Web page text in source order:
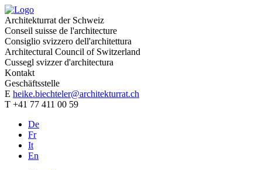
Architekturrat der Schweiz
Conseil suisse de l'architecture
Consiglio svizzero dell'architettura
Architectural Council of Switzerland
Cussegl svizzer d'architectura
Kontakt
Geschäftsstelle
E heike.biechteler@architekturrat.ch
T +41 77 411 00 59
De
Fr
It
En